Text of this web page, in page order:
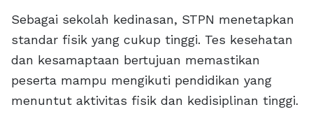
Sebagai sekolah kedinasan, STPN menetapkan
standar fisik yang cukup tinggi. Tes kesehatan
dan kesamaptaan bertujuan memastikan
peserta mampu mengikuti pendidikan yang
menuntut aktivitas fisik dan kedisiplinan tinggi.